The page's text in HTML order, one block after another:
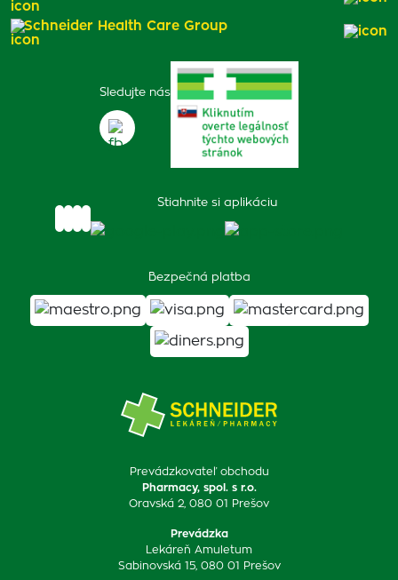
Prevádzkovateľ obchodu
Pharmacy, spol. s r.o.
Oravská 2, 080 01 Prešov
Prevádzka
Lekáreň Amuletum
Sabinovská 15, 080 01 Prešov
Sledujte nás
Stiahnite si aplikáciu
Bezpečná platba
Schneider Health Care Group